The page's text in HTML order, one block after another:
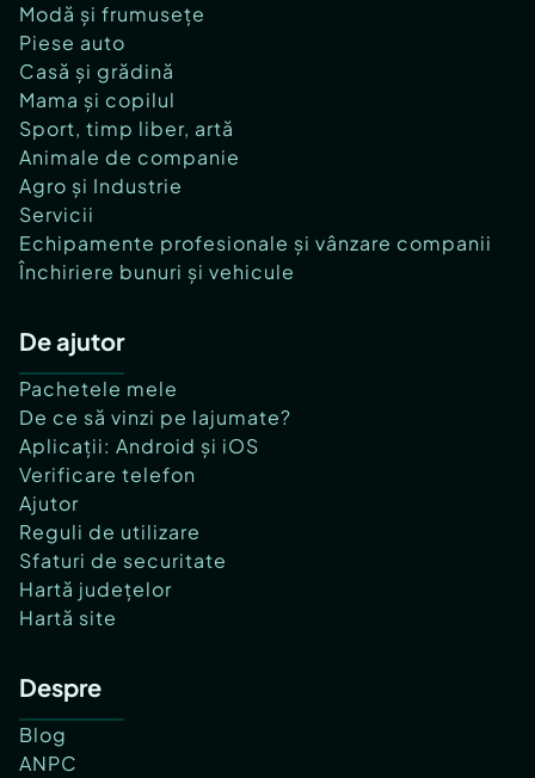
Modă și frumusețe
Piese auto
Casă și grădină
Mama și copilul
Sport, timp liber, artă
Animale de companie
Agro și Industrie
Servicii
Echipamente profesionale și vânzare companii
Închiriere bunuri și vehicule
De ajutor
Pachetele mele
De ce să vinzi pe lajumate?
Aplicații: Android și iOS
Verificare telefon
Ajutor
Reguli de utilizare
Sfaturi de securitate
Hartă județelor
Hartă site
Despre
Blog
ANPC